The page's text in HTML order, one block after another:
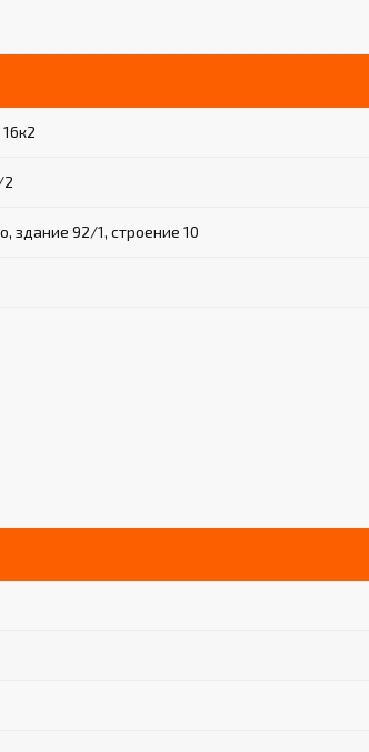
2
здание 92/1, строение 10